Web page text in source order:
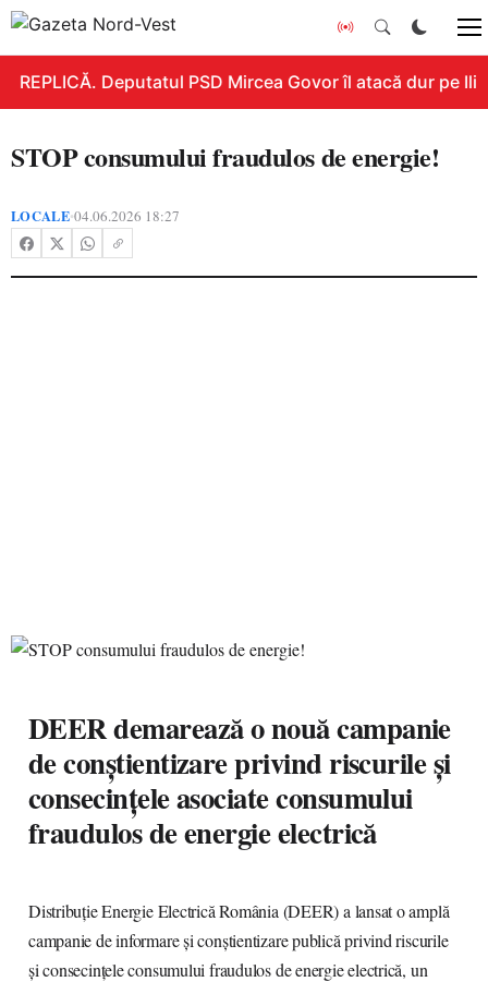
REPLICĂ. Deputatul PSD Mircea Govor îl atacă dur pe
STOP consumului fraudulos de energie!
LOCALE•04.06.2026 18:27
DEER demarează o nouă campanie
de conștientizare privind riscurile și
consecințele asociate consumului
fraudulos de energie electrică
Distribuție Energie Electrică România (DEER) a lansat o amplă
campanie de informare și conștientizare publică privind riscurile
și consecințele consumului fraudulos de energie electrică, un